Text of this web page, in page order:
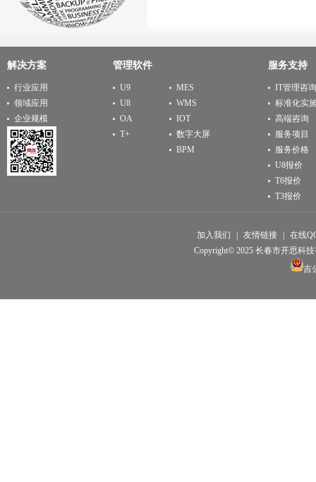
解决方案
行业应用
领域应用
企业规模
管理软件
U9
U8
OA
T+
MES
WMS
IOT
数字大屏
BPM
服务支持
IT管理咨询
标准化实
高端咨询
服务项目
服务价格
U8报价
T6报价
T3报价
加入我们 友情链接
在线
Copyright© 2025 长春市开思科
吉